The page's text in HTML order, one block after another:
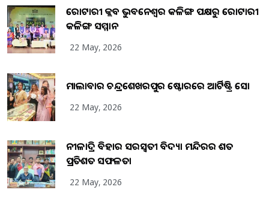
ରୋଟାରୀ କ୍ଲବ ଭୁବନେଶ୍ୱର କଳିଙ୍ଗ ପକ୍ଷରୁ ରୋଟାରୀ
କଳିଙ୍ଗ ସମ୍ମାନ
22 May, 2026
ମାଲାବାର ଚନ୍ଦ୍ରଶେଖରପୁର ଷ୍ଟୋରରେ ଆର୍ଟିଷ୍ଟ୍ରି ସୋ
22 May, 2026
ନୀଳାଦ୍ରି ବିହାର ସରସ୍ୱତୀ ବିଦ୍ୟା ମନ୍ଦିରର ଶତ
ପ୍ରତିଶତ ସଫଳତା
22 May, 2026